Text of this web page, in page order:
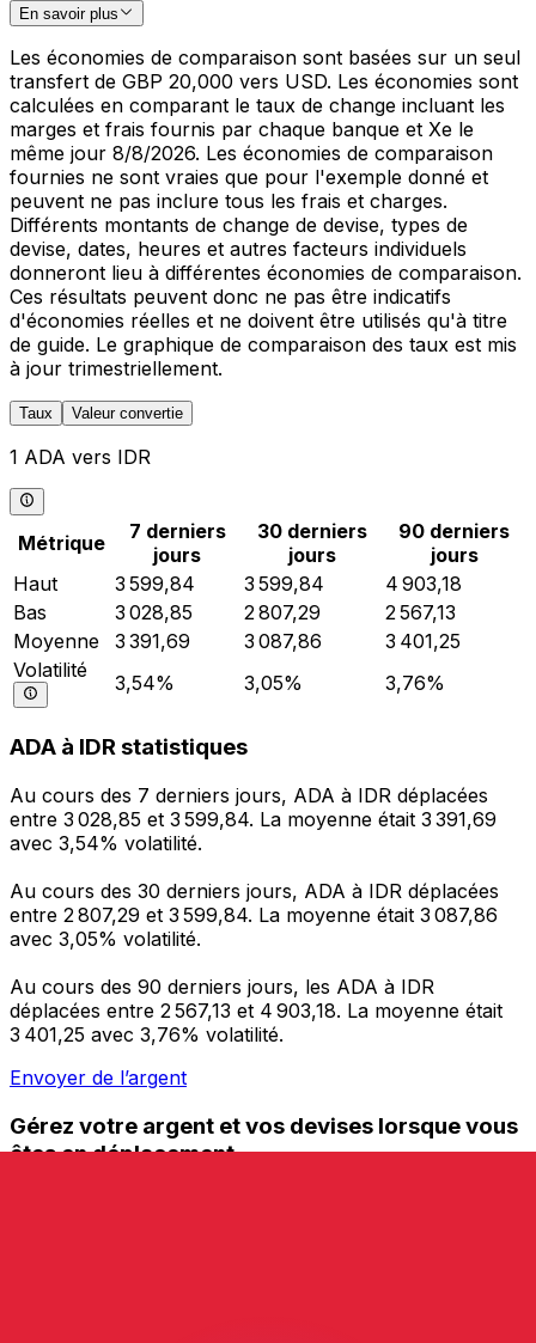
En savoir plus
Les économies de comparaison sont basées sur un seul
transfert de GBP 20,000 vers USD. Les économies sont
calculées en comparant le taux de change incluant les
marges et frais fournis par chaque banque et Xe le
même jour 8/8/2026. Les économies de comparaison
fournies ne sont vraies que pour l'exemple donné et
peuvent ne pas inclure tous les frais et charges.
Différents montants de change de devise, types de
devise, dates, heures et autres facteurs individuels
donneront lieu à différentes économies de comparaison.
Ces résultats peuvent donc ne pas être indicatifs
d'économies réelles et ne doivent être utilisés qu'à titre
de guide. Le graphique de comparaison des taux est mis
à jour trimestriellement.
Taux Valeur convertie
1 ADA vers IDR
Métrique
7 derniers
jours
30 derniers
jours
90 derniers
jours
Haut
3 599,84 3 599,84
4 903,18
Bas
3 028,85 2 807,29
2 567,13
Moyenne
3 391,69 3 087,86
3 401,25
Volatilité
3,54% 3,05% 3,76%
ADA à IDR statistiques
Au cours des 7 derniers jours, ADA à IDR déplacées
entre 3 028,85 et 3 599,84. La moyenne était 3 391,69
avec 3,54% volatilité.
Au cours des 30 derniers jours, ADA à IDR déplacées
entre 2 807,29 et 3 599,84. La moyenne était 3 087,86
avec 3,05% volatilité.
Au cours des 90 derniers jours, les ADA à IDR
déplacées entre 2 567,13 et 4 903,18. La moyenne était
3 401,25 avec 3,76% volatilité.
Envoyer de l’argent
Gérez votre argent et vos devises lorsque vous
êtes en déplacement